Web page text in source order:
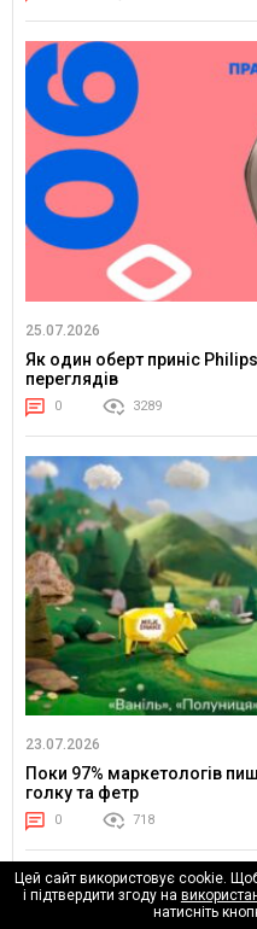
25.07.2026
Як один оберт приніс
переглядів
0 3289
23.07.2026
Поки 97% маркетологів
голку та фетр
0 718
Цей сайт використовує cookie.
і підтвердити згоду на
натисніть